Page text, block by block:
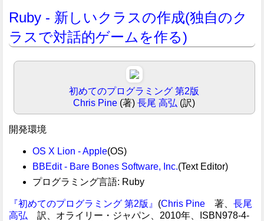
Ruby - 新しいクラスの作成(独自のク
ラスで対話的ゲームを作る)
初めてのプログラミング 第2版
Chris Pine (著)長尾 高弘 (訳)
開発環境
OS X Lion - Apple(OS)
BBEdit - Bare Bones Software, Inc.(Text Editor)
プログラミング言語: Ruby
『初めてのプログラミング 第2版』 (Chris Pine 著、 長尾
高弘 訳、オライリー・ジャパン、2010年、ISBN978-4-